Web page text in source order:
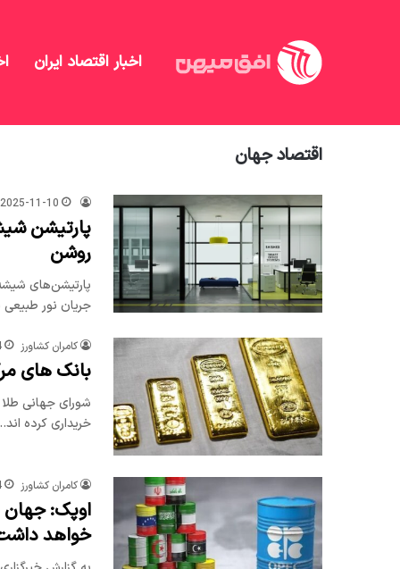
اخبار اقتصاد ایران
اقتصاد جهان
2025-11-10
پارتیشن
روشن
پارتیشن‌های
جریان نور طبیعی
کامران کشاورز
بانک های مرکزی
خریداری کرده
کامران کشاورز
اوپک: جهان
خواهد